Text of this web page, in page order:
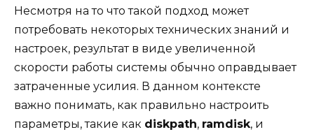
Несмотря на то что такой подход может
потребовать некоторых технических знаний и
настроек, результат в виде увеличенной
скорости работы системы обычно оправдывает
затраченные усилия. В данном контексте
важно понимать, как правильно настроить
параметры, такие как diskpath, ramdisk, и